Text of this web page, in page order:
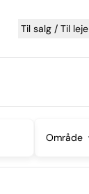
Til salg / Til leje
Område